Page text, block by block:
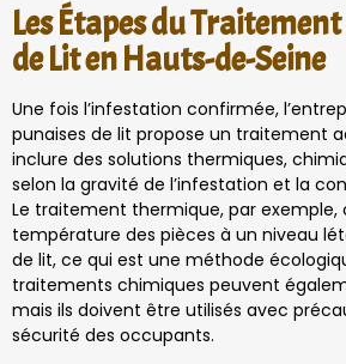
Les Étapes du
de Lit en Hauts-de-Seine
Une fois l’infestation confirmée,
punaises de lit propose un traitement
inclure des solutions thermiques,
selon la gravité de l’infestation et la
Le traitement thermique, par exemple,
température des pièces à un niveau
de lit, ce qui est une méthode
traitements chimiques peuvent
mais ils doivent être utilisés avec
sécurité des occupants.